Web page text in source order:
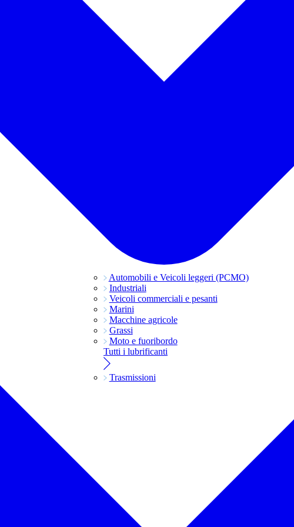
Automobili e Veicoli leggeri (PCMO)
Industriali
Veicoli commerciali e pesanti
Marini
Macchine agricole
Grassi
Moto e fuoribordo
Tutti i lubrificanti
Trasmissioni